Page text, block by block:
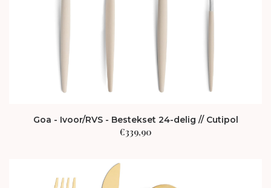
Goa - Ivoor/RVS - Bestekset 24-delig // Cutipol
€339,90